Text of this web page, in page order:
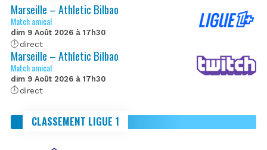
Marseille – Athletic Bilbao
Match amical
dim 9 Août 2026 à 17h30
direct
Marseille – Athletic Bilbao
Match amical
dim 9 Août 2026 à 17h30
direct
CLASSEMENT LIGUE 1